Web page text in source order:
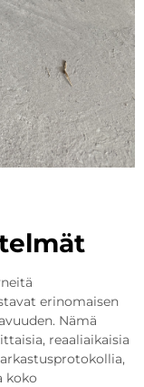
erinomaisen
Nämä
reaaliaikaisia
koko